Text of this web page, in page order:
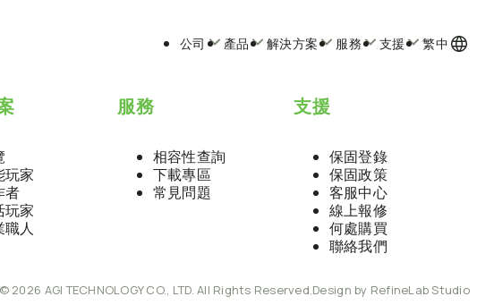
公司 產品 解決方案 服務 支援 繁中
玩家
者
玩家
職人
服務
相容性查詢
下載專區
常見問題
支援
保固登錄
保固政策
客服中心
線上報修
何處購買
聯絡我們
© 2026 AGI TECHNOLOGY CO., LTD. All Rights Reserved. Design by RefineLab Studio